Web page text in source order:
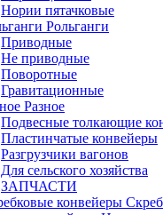
Нории пятачковые
Рольганги
Приводные
Не приводные
Поворотные
Гравитационные
Разное
Подвесные толкающие
Пластинчатые конвейеры
Разгрузчики вагонов
Для сельского хозяйства
ЗАПЧАСТИ